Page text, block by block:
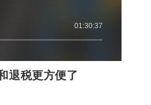
01:30:37
退税更方便了